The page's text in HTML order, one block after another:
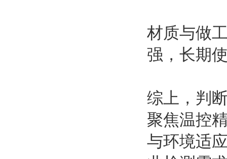
材质与做
强，长期
综上，判
聚焦温控
与环境适